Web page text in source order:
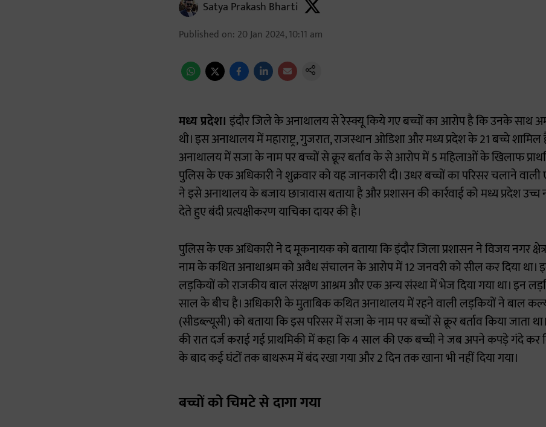
Satya Prakash Bharti
Published on: 20 Jan 2024, 10:11 am
मध्य प्रदेश। इंदौर जिले के अनाथालय से रेस्क्यू किये गए बच्चों का आरोप है कि उनके साथ
थी। इस अनाथालय में महाराष्ट्र, गुजरात, राजस्थान ओडिशा और मध्य प्रदेश के 21 बच्चे
अनाथालय में सजा के नाम पर बच्चों से क्रूर बर्ताव के से आरोप में 5 महिलाओं के खिलाफ
पुलिस के एक अधिकारी ने शुक्रवार को यह जानकारी दी। उधर बच्चों का परिसर चलाने
ने इसे अनाथालय के बजाय छात्रावास बताया है और प्रशासन की कार्रवाई को मध्य प्रदेश उच्च
देते हुए बंदी प्रत्यक्षीकरण याचिका दायर की है।
पुलिस के एक अधिकारी ने द मूकनायक को बताया कि इंदौर जिला प्रशासन ने विजय नगर
नाम के कथित अनाथाश्रम को अवैध संचालन के आरोप में 12 जनवरी को सील कर दिया था।
लड़कियों को राजकीय बाल संरक्षण आश्रम और एक अन्य संस्था में भेज दिया गया था। इन
साल के बीच है। अधिकारी के मुताबिक कथित अनाथालय में रहने वाली लड़कियों ने बाल
(सीडब्ल्यूसी) को बताया कि इस परिसर में सजा के नाम पर बच्चों से क्रूर बर्ताव किया जाता
की रात दर्ज कराई गई प्राथमिकी में कहा कि 4 साल की एक बच्ची ने जब अपने कपड़े गंदे कर
के बाद कई घंटों तक बाथरूम में बंद रखा गया और 2 दिन तक खाना भी नहीं दिया गया।
बच्चों को चिमटे से दागा गया